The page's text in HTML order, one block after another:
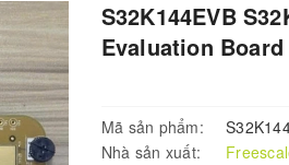
S32K144EVB
Evaluation Board
Mã sản phẩm:
Nhà sản xuất: